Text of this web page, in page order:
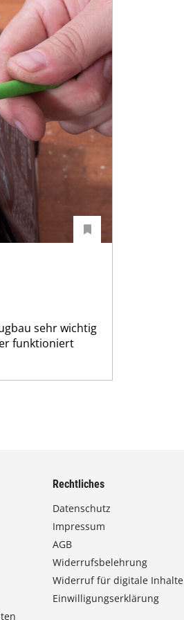
sehr wichtig
funktioniert
Rechtliches
Datenschutz
Impressum
AGB
Widerrufsbelehrung
Widerruf für digitale Inhalte
Einwilligungserklärung